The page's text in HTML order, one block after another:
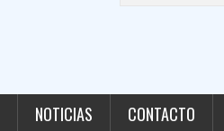
NOTICIAS CONTACTO